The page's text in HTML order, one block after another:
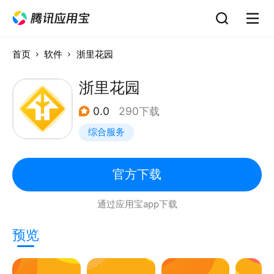
首页 软件 浙里花园
浙里花园
0.0 290下载
综合服务
官方下载
通过应用宝app下载
预览